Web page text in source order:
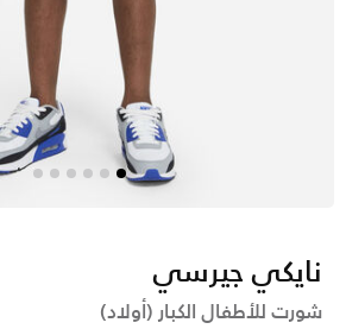
نايكي جيرسي
شورت للأطفال الكبار (أولاد)